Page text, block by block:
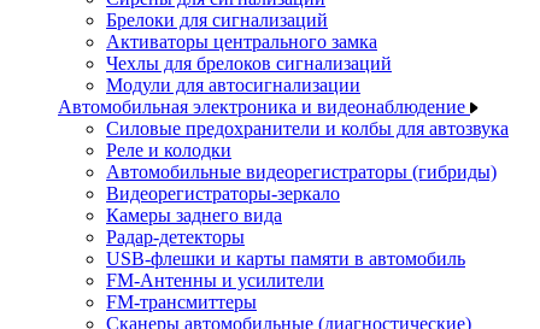
Брелоки для сигнализаций
Активаторы центрального замка
Чехлы для брелоков сигнализаций
Модули для автосигнализации
Автомобильная электроника и видеонаблюдение
Силовые предохранители и колбы для автозвука
Реле и колодки
Автомобильные видеорегистраторы (гибриды)
Видеорегистраторы-зеркало
Камеры заднего вида
Радар-детекторы
USB-флешки и карты памяти в автомобиль
FM-Антенны и усилители
FM-трансмиттеры
Сканеры автомобильные (диагностические)